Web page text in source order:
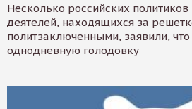
Несколько российских
деятелей, находящихся за
политзаключенными, заявили,
однодневную голодовку